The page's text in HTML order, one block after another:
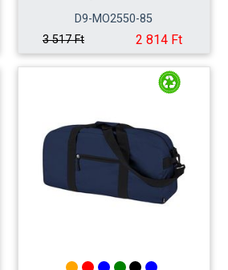
D9-MO2550-85
3 517 Ft
2 814 Ft